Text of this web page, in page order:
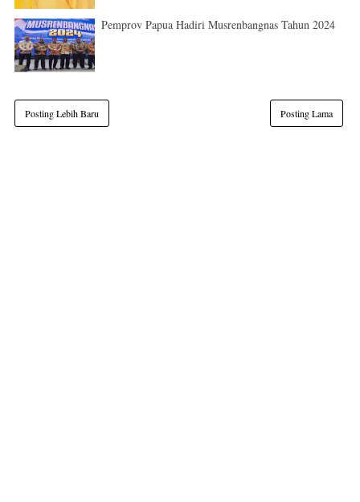
Pemprov Papua Hadiri Musrenbangnas Tahun 2024
Posting Lebih Baru Posting Lama